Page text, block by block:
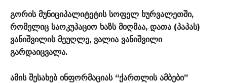
გორის მუნიციპალიტეტის სოფელ ხურვალეთში,
რომელიც საოკუპაციო ხაზს მიღმაა, დათა (პაპას)
ვანიშვილის მეუღლე, ვალია ვანიშვილი
გარდაიცვალა.
ამის შესახებ ინფორმაციას “ქართლის ამბები”